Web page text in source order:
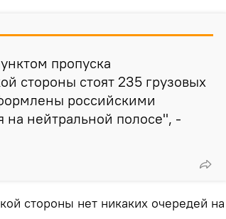
пропуска
стороны стоят 235 грузовых
российскими
нейтральной полосе", -
стороны нет никаких очередей на